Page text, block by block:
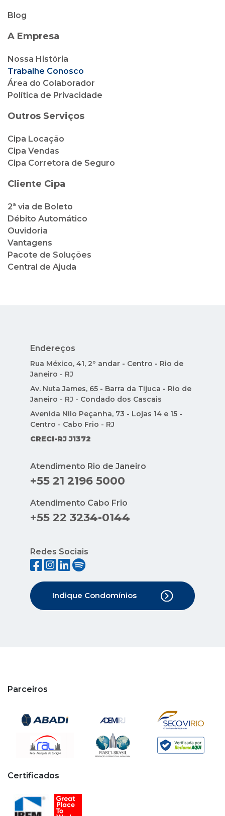
Blog
A Empresa
Nossa História
Trabalhe Conosco
Área do Colaborador
Política de Privacidade
Outros Serviços
Cipa Locação
Cipa Vendas
Cipa Corretora de Seguro
Cliente Cipa
2ª via de Boleto
Débito Automático
Ouvidoria
Vantagens
Pacote de Soluções
Central de Ajuda
Endereços
Rua México, 41, 2º andar - Centro - Rio de
Janeiro - RJ
Av. Nuta James, 65 - Barra da Tijuca - Rio de
Janeiro - RJ - Condado dos Cascais
Avenida Nilo Peçanha, 73 - Lojas 14 e 15 -
Centro - Cabo Frio - RJ
CRECI-RJ J1372
Atendimento Rio de Janeiro
+55 21 2196 5000
Atendimento Cabo Frio
+55 22 3234-0144
Redes Sociais
Indique Condomínios
Parceiros
Certificados